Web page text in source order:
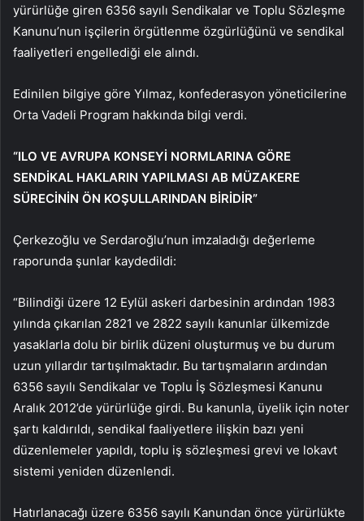
yürürlüğe giren 6356 sayılı Sendikalar ve Toplu Sözleşme
Kanunu’nun işçilerin örgütlenme özgürlüğünü ve sendikal
faaliyetleri engellediği ele alındı.
Edinilen bilgiye göre Yılmaz, konfederasyon yöneticilerine
Orta Vadeli Program hakkında bilgi verdi.
“ILO VE AVRUPA KONSEYİ NORMLARINA GÖRE
SENDİKAL HAKLARIN YAPILMASI AB MÜZAKERE
SÜRECİNİN ÖN KOŞULLARINDAN BİRİDİR”
Çerkezoğlu ve Serdaroğlu’nun imzaladığı değerleme
raporunda şunlar kaydedildi:
“Bilindiği üzere 12 Eylül askeri darbesinin ardından 1983
yılında çıkarılan 2821 ve 2822 sayılı kanunlar ülkemizde
yasaklarla dolu bir birlik düzeni oluşturmuş ve bu durum
uzun yıllardır tartışılmaktadır. Bu tartışmaların ardından
6356 sayılı Sendikalar ve Toplu İş Sözleşmesi Kanunu
Aralık 2012’de yürürlüğe girdi. Bu kanunla, üyelik için noter
şartı kaldırıldı, sendikal faaliyetlere ilişkin bazı yeni
düzenlemeler yapıldı, toplu iş sözleşmesi grevi ve lokavt
sistemi yeniden düzenlendi.
Hatırlanacağı üzere 6356 sayılı Kanundan önce yürürlükte